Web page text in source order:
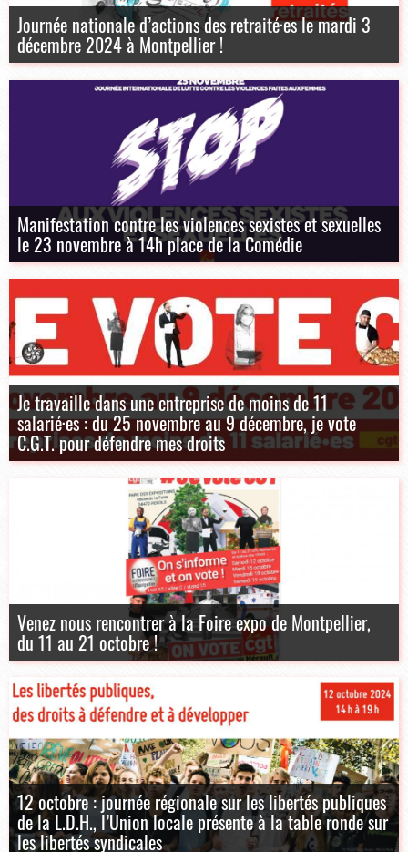
Journée nationale d’actions des retraité·es le mardi 3
décembre 2024 à Montpellier !
Manifestation contre les violences sexistes et sexuelles
le 23 novembre à 14h place de la Comédie
Je travaille dans une entreprise de moins de 11
salarié·es : du 25 novembre au 9 décembre, je vote
C.G.T. pour défendre mes droits
Venez nous rencontrer à la Foire expo de Montpellier,
du 11 au 21 octobre !
12 octobre : journée régionale sur les libertés publiques
de la L.D.H., l’Union locale présente à la table ronde sur
les libertés syndicales